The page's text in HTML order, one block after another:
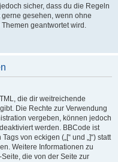
sicher, dass du die Regeln
gesehen, wenn ohne
geantwortet wird.
die dir weitreichende
Die Rechte zur Verwendung
vergeben, können jedoch
werden. BBCode ist
von eckigen („[“ und „]“) statt
Weitere Informationen zu
die von der Seite zur